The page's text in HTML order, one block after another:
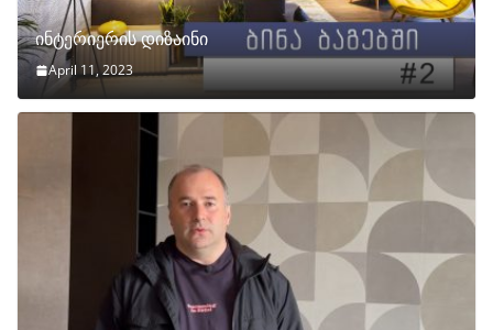
ინტერიერის დიზაინი
April 11, 2023